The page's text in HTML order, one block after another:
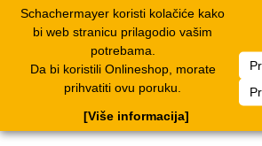
Schachermayer koristi kolačiće kako
bi web stranicu prilagodio vašim
potrebama.
Da bi koristili Onlineshop, morate
prihvatiti ovu poruku.
[Više informacija]
Nažalost, došlo je do
radi na rješenju. Molimo